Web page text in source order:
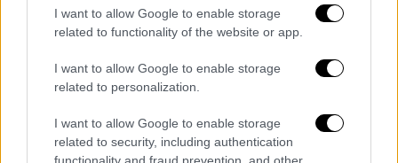
I want to allow Google to enable storage
related to functionality of the website or app.
I want to allow Google to enable storage
related to personalization.
I want to allow Google to enable storage
related to security, including authentication
Σύμφωνα με τις εσθονικές αρχές, η κυρία
Μπούρτσεβα παρακολούθησε στη
Σεβαστούπολη
, στην Κριμαία
, πρόγραμμα
σπουδών για τηνπληροφόρησηκαι τους
διηύθυνε ο επικεφαλής ιδιωτικής εταιρείας
πληροφοριών εγγεγραμμένης στα ρωσικά